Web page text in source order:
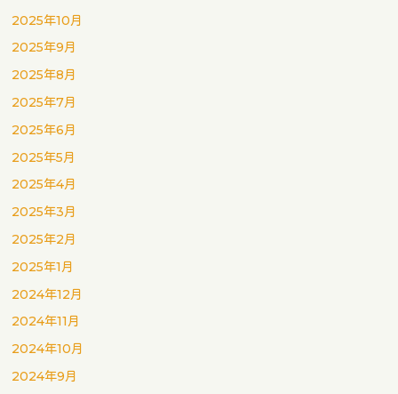
2025年10月
2025年9月
2025年8月
2025年7月
2025年6月
2025年5月
2025年4月
2025年3月
2025年2月
2025年1月
2024年12月
2024年11月
2024年10月
2024年9月